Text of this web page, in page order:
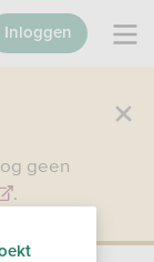
geen
.
Inloggen